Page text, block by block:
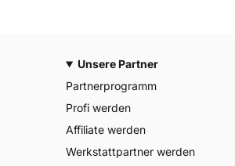
Unsere Partner
Partnerprogramm
Profi werden
Affiliate werden
Werkstattpartner werden